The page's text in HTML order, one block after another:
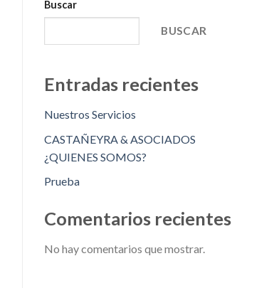
Buscar
BUSCAR
Entradas recientes
Nuestros Servicios
CASTAÑEYRA & ASOCIADOS
¿QUIENES SOMOS?
Prueba
Comentarios recientes
No hay comentarios que mostrar.